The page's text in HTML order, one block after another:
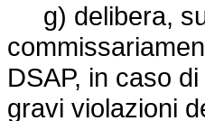
g) delibera, su
DSAP, in caso
gravi violazioni